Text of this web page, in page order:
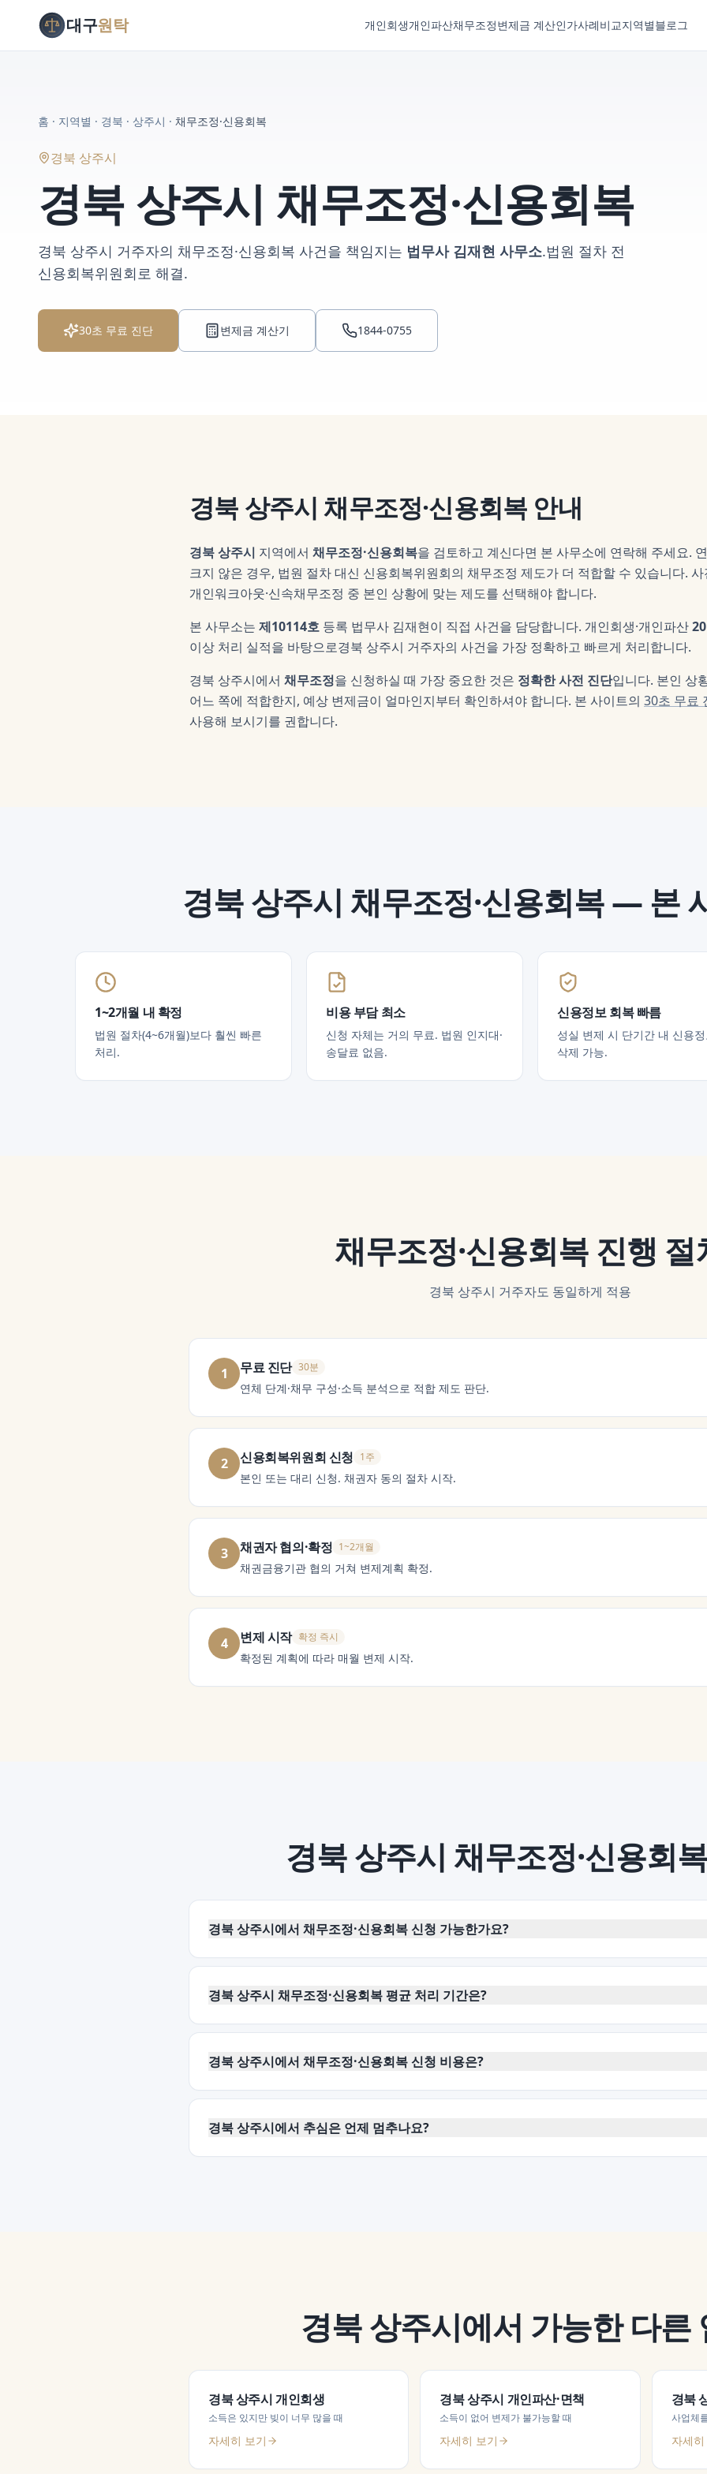
대구원탁 개인회생개인파산채무조정변제금 계산인가사례비교지역별블로그
홈 · 지역별 · 경북 · 상주시 · 채무조정·신용회복
경북 상주시
경북 상주시 채무조정·신용회복
경북 상주시 거주자의 채무조정·신용회복 사건을 책임지는 법무사 김재현 사무소.법원 절차 전
신용회복위원회로 해결.
30초 무료 진단 변제금 계산기 1844-0755
경북 상주시 채무조정·신용회복 안내
경북 상주시 지역에서 채무조정·신용회복을 검토하고 계신다면 본 사무소에 연락해 주세요.
크지 않은 경우, 법원 절차 대신 신용회복위원회의 채무조정 제도가 더 적합할 수 있습니다.
개인워크아웃·신속채무조정 중 본인 상황에 맞는 제도를 선택해야 합니다.
본 사무소는 제10114호 등록 법무사 김재현이 직접 사건을 담당합니다. 개인회생·개인파산
이상 처리 실적을 바탕으로경북 상주시 거주자의 사건을 가장 정확하고 빠르게 처리합니다.
경북 상주시에서 채무조정을 신청하실 때 가장 중요한 것은 정확한 사전 진단입니다. 본인 상
어느 쪽에 적합한지, 예상 변제금이 얼마인지부터 확인하셔야 합니다. 본 사이트의 30초 무료
사용해 보시기를 권합니다.
경북 상주시 채무조정·신용회복— 본
1~2개월 내 확정
법원 절차(4~6개월)보다 훨씬 빠른
처리.
비용 부담 최소
신청 자체는 거의 무료. 법원 인지대·
송달료 없음.
신용정보 회복 빠름
성실 변제 시 단기간 내 신용
삭제 가능.
채무조정·신용회복 진행 절
경북 상주시 거주자도 동일하게 적용
1 무료 진단 30분
연체 단계·채무 구성·소득 분석으로 적합 제도 판단.
2 신용회복위원회 신청 1주
본인 또는 대리 신청. 채권자 동의 절차 시작.
3 채권자 협의·확정 1~2개월
채권금융기관 협의 거쳐 변제계획 확정.
4 변제 시작 확정 즉시
확정된 계획에 따라 매월 변제 시작.
경북 상주시 채무조정·신용회복
경북 상주시에서 채무조정·신용회복 신청 가능한가요?
경북 상주시 채무조정·신용회복 평균 처리 기간은?
경북 상주시에서 채무조정·신용회복 신청 비용은?
경북 상주시에서 추심은 언제 멈추나요?
경북 상주시에서 가능한 다른
경북 상주시개인회생
소득은 있지만 빚이 너무 많을 때
자세히 보기
경북 상주시 개인파산·면책
소득이 없어 변제가 불가능할 때
자세히 보기
경북
사업체
자세